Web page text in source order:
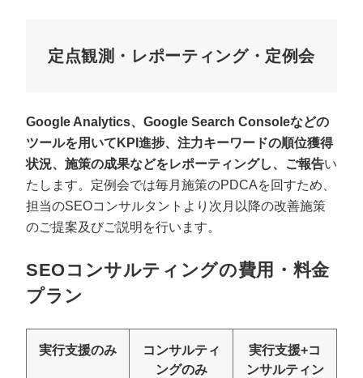
定点観測・レポーティング・定例会
Google Analytics、Google Search Consoleなどの
ツールを用いてKPI進捗、注力キーワードの順位獲得
状況、施策の成果などをレポーティングし、ご報告い
たします。定例会では毎月施策のPDCAを回すため、
担当のSEOコンサルタントより次月以降の改善施策
のご提案及びご説明を行います。
SEOコンサルティングの費用・料金
プラン
実行支援のみ
コンサルティ
ングのみ
実行支援+コ
ンサルティン